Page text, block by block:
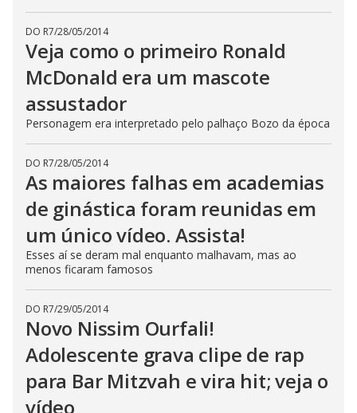
DO R7/28/05/2014
Veja como o primeiro Ronald
McDonald era um mascote
assustador
Personagem era interpretado pelo palhaço Bozo da época
DO R7/28/05/2014
As maiores falhas em academias
de ginástica foram reunidas em
um único vídeo. Assista!
Esses aí se deram mal enquanto malhavam, mas ao
menos ficaram famosos
DO R7/29/05/2014
Novo Nissim Ourfali!
Adolescente grava clipe de rap
para Bar Mitzvah e vira hit; veja o
vídeo